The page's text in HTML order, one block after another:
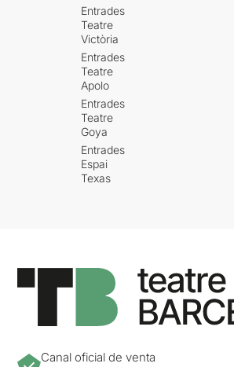
Entrades
Teatre
Victòria
Entrades
Teatre
Apolo
Entrades
Teatre
Goya
Entrades
Espai
Texas
Canal oficial de venta